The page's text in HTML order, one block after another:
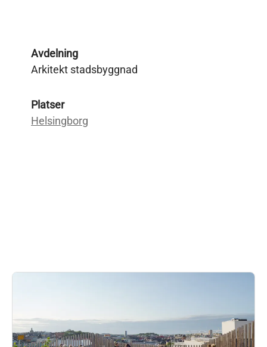
Avdelning
Arkitekt stadsbyggnad
Platser
Helsingborg